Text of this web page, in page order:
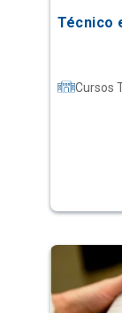
Técnico
Cursos